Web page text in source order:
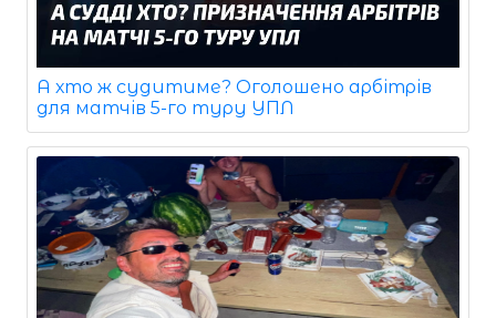
А хто ж судитиме? Оголошено арбітрів
для матчів 5-го туру УПЛ